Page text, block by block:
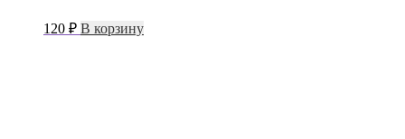
120 ₽ В корзину